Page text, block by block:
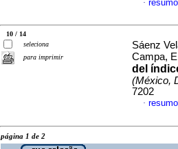
·
10 / 14
seleciona
para imprimir
Sáenz
Campa,
del
(México,
7202
·
página 1 de 2